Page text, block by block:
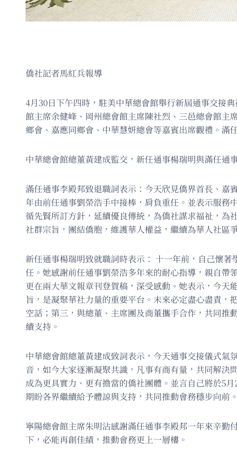
僑社記者馬紅兵報導
4月30日下午四時，駐美中華總會館舉行新屆通事交接
館主席余健峰、岡州總會館主席陳社烈、三邑總會館主
鄉會、嘉應同鄉會、中華慧妍總會等嘉賓出席觀禮。滿
中華總會館總董黃建成監交，新任通事楊瑞明與滿任通
滿任通事李殿邦致退職詞表示：今天欣見僑界首長、
年由前任通事劉榮浩手中接棒，肩負重任。並表示服
循先賢所訂方針，延續優良傳統，為僑社謀求福祉，
社群宗旨，團結僑胞，維護華人權益，繼續為華人社區
新任通事楊瑞明致就職詞時表示： 十一年前，自己懷
任。她感謝前任通事劉榮浩多年來的耐心指導，親自帶
更在兩大華文報章刊登賀稿，深受感動。她表示，今
旨，是凝聚華社力量的重要平台。未來必定盡心盡責
空話；第三，與總董、主席團及商董攜手合作，共同
續支持。
中華總會館總董黃建成致詞表示，今天通事交接儀式
音，如今大家逐漸凝聚共識，凡事有商有量，共同解
成為更具實力、更有擔當的僑社團體。並言自己將於5
期盼各界繼續給予體諒與支持，共同推動會務穩步向前。
寧陽總會館主席朱明沾感謝滿任通事李殿邦一年來辛
下，必能再創佳績，推動會務更上一層樓。